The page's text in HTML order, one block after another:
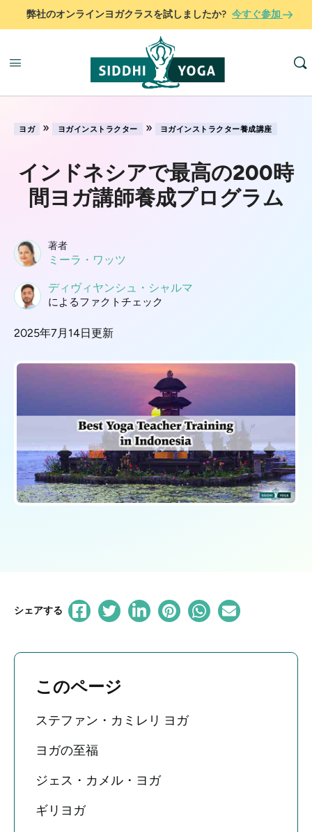
弊社のオンラインヨガクラスを試しましたか? 今すぐ参加
ヨガ » ヨガインストラクター » ヨガインストラクター養成講座
インドネシアで最高の200時
間ヨガ講師養成プログラム
著者
ミーラ・ワッツ
ディヴィヤンシュ・シャルマ
によるファクトチェック
2025年7月14日更新
シェアする
このページ
ステファン・カミレリ ヨガ
ヨガの至福
ジェス・カメル・ヨガ
ギリヨガ